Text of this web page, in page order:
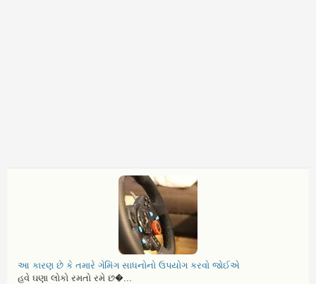
આ કારણ છે કે તમારે ગેમિંગ સાધનોનો ઉપયોગ કરવો જોઈએ
હવે ઘણા લોકો રમતો રમે છ�...